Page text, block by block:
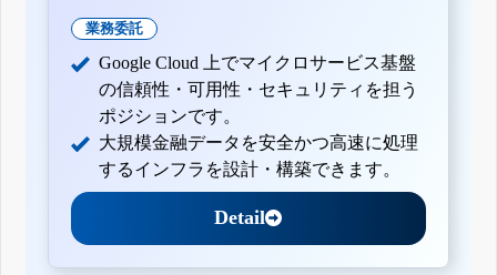
業務委託
Google Cloud 上でマイクロサービス基盤
の信頼性・可用性・セキュリティを担う
ポジションです。
大規模金融データを安全かつ高速に処理
するインフラを設計・構築できます。
Detail